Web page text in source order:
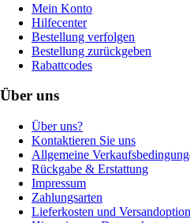
Mein Konto
Hilfecenter
Bestellung verfolgen
Bestellung zurückgeben
Rabattcodes
Über uns
Über uns?
Kontaktieren Sie uns
Allgemeine
Rückgabe & Erstattung
Impressum
Zahlungsarten
Lieferkosten und